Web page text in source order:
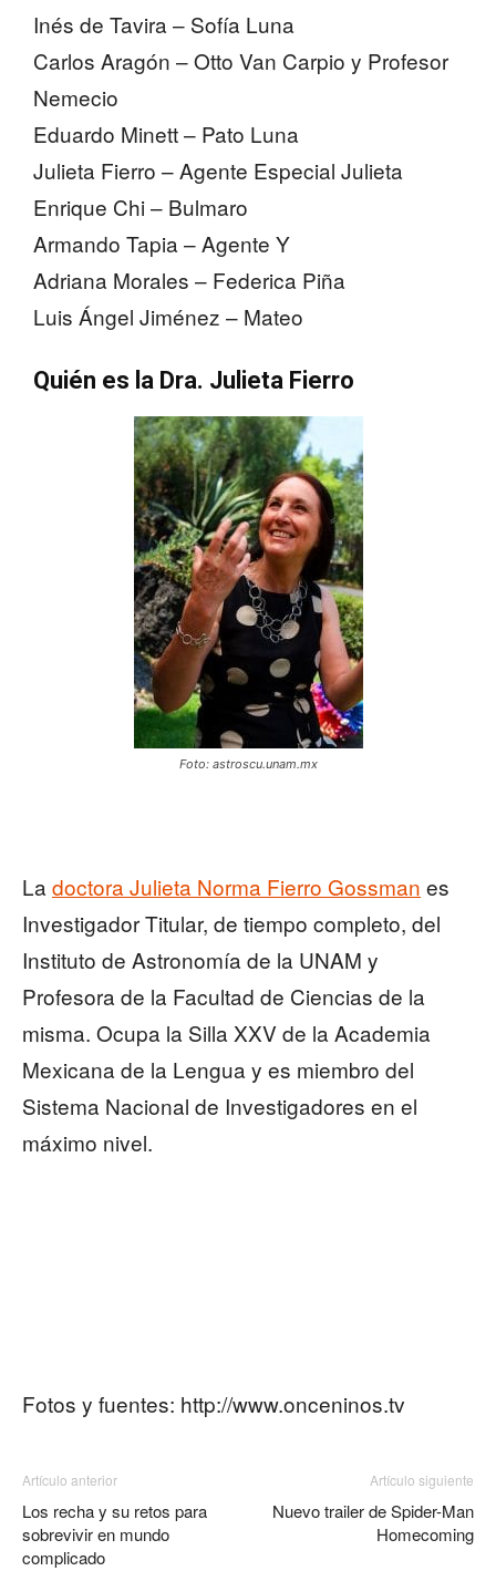
Inés de Tavira – Sofía Luna
Carlos Aragón – Otto Van Carpio y Profesor
Nemecio
Eduardo Minett – Pato Luna
Julieta Fierro – Agente Especial Julieta
Enrique Chi – Bulmaro
Armando Tapia – Agente Y
Adriana Morales – Federica Piña
Luis Ángel Jiménez – Mateo
Quién es la Dra. Julieta Fierro
Foto: astroscu.unam.mx
La doctora Julieta Norma Fierro Gossman es
Investigador Titular, de tiempo completo, del
Instituto de Astronomía de la UNAM y
Profesora de la Facultad de Ciencias de la
misma. Ocupa la Silla XXV de la Academia
Mexicana de la Lengua y es miembro del
Sistema Nacional de Investigadores en el
máximo nivel.
Fotos y fuentes: http://www.onceninos.tv
Artículo anterior
Los recha y su retos para
sobrevivir en mundo
complicado
Artículo siguiente
Nuevo trailer de Spider-Man
Homecoming